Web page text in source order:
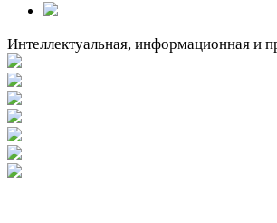
Интеллектуальная, информационная и